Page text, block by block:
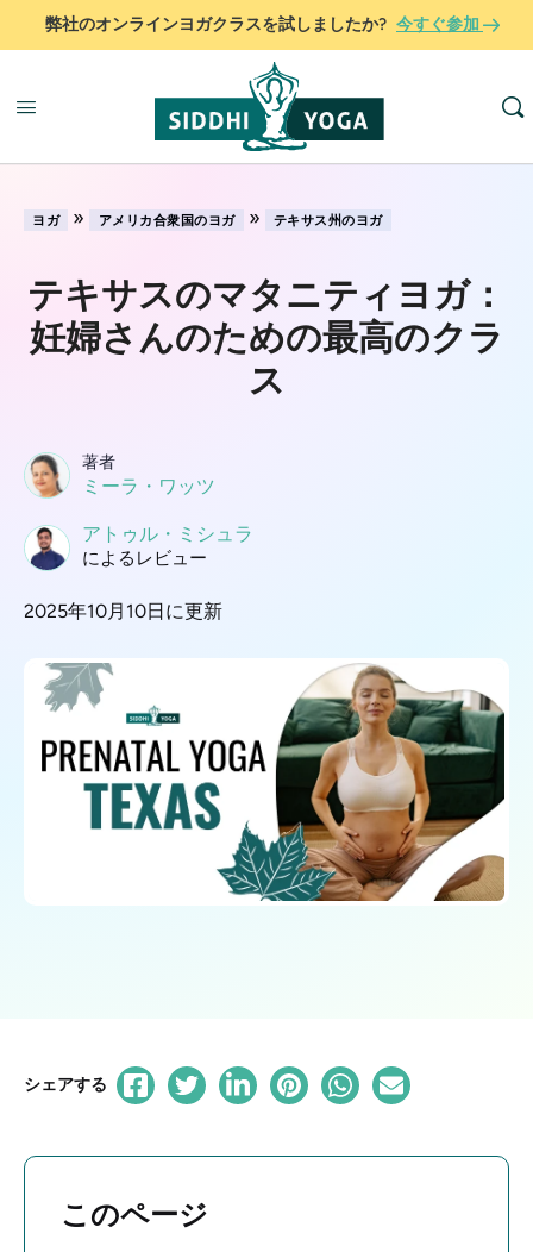
弊社のオンラインヨガクラスを試しましたか? 今すぐ参加
ヨガ » アメリカ合衆国のヨガ » テキサス州のヨガ
テキサスのマタニティヨガ：
妊婦さんのための最高のクラ
ス
著者
ミーラ・ワッツ
アトゥル・ミシュラ
によるレビュー
2025年10月10日に更新
シェアする
このページ